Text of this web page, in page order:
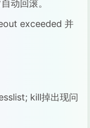
动回滚。
exceeded 并
kill掉出现问